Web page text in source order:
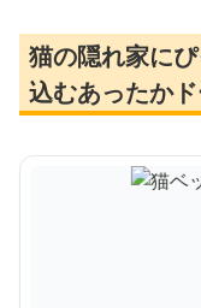
猫の隠れ家に
込むあったか